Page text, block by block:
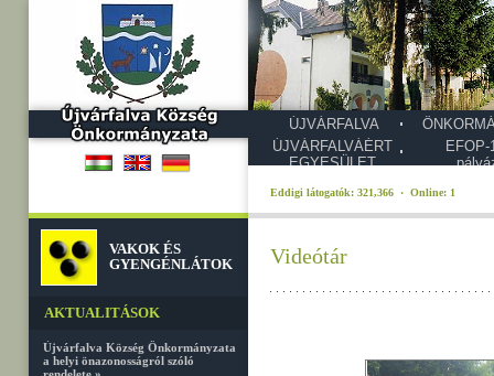
ÚJVÁRFALVA
ÚJVÁRFALVÁÉRT
EGYESÜLET
EFOP-
Eddigi látogatók: 321,366 · Online: 1
VAKOK ÉS
GYENGÉNLÁTOK
AKTUALITÁSOK
Újvárfalva Község Önkormányzata
a helyi önazonosságról szóló
Videótár